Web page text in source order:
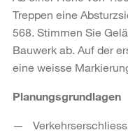
Treppen eine
568. Stimmen Sie
Bauwerk ab. Auf der
eine weisse
Planungsgrundlagen